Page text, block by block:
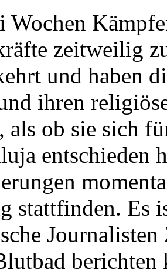
Wochen
zeitweilig
und haben
ihren
als ob sie sich
entschieden
stattfinden. Es